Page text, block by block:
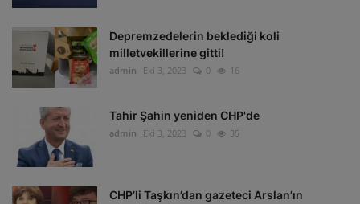
Depremzedelerin beklediği koli
milletvekillerine gitti!
admin Eki 3, 2023 0 16
Tahir Şahin yeniden CHP'de
admin Eki 3, 2023 0 35
CHP’li Taşkın’dan gazeteci Arslan’ın